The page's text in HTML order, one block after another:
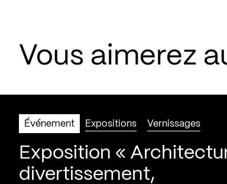
Vous aimerez
Événement Expositions Vernissages
Exposition «
divertissement,